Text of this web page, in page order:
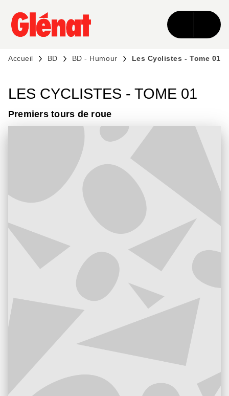
MENU RECHERCHE CONTENU
PIED DE PAGE
Accueil BD BD - Humour Les Cyclistes - Tome 01
LES CYCLISTES - TOME 01
Premiers tours de roue